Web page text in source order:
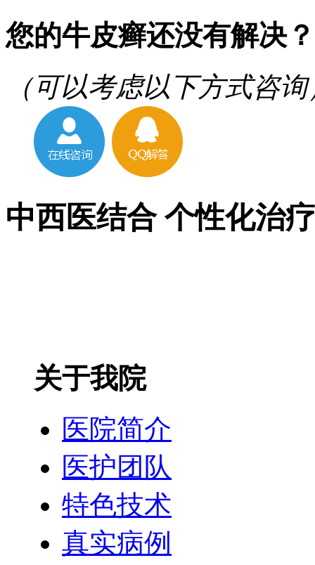
您的牛皮癣还没有解决？
（可以考虑以下方式咨询
中西医结合 个性化治
关于我院
医院简介
医护团队
特色技术
真实病例